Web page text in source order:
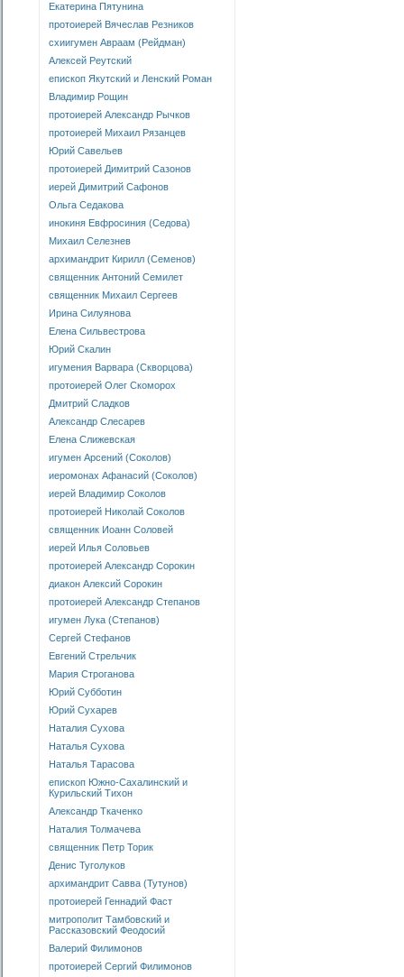
Екатерина Пятунина
протоиерей Вячеслав Резников
схиигумен Авраам (Рейдман)
Алексей Реутский
епископ Якутский и Ленский Роман
Владимир Рощин
протоиерей Александр Рычков
протоиерей Михаил Рязанцев
Юрий Савельев
протоиерей Димитрий Сазонов
иерей Димитрий Сафонов
Ольга Седакова
инокиня Евфросиния (Седова)
Михаил Селезнев
архимандрит Кирилл (Семенов)
священник Антоний Семилет
священник Михаил Сергеев
Ирина Силуянова
Елена Сильвестрова
Юрий Скалин
игумения Варвара (Скворцова)
протоиерей Олег Скоморох
Дмитрий Сладков
Александр Слесарев
Елена Слижевская
игумен Арсений (Соколов)
иеромонах Афанасий (Соколов)
иерей Владимир Соколов
протоиерей Николай Соколов
священник Иоанн Соловей
иерей Илья Соловьев
протоиерей Александр Сорокин
диакон Алексий Сорокин
протоиерей Александр Степанов
игумен Лука (Степанов)
Сергей Стефанов
Евгений Стрельчик
Мария Строганова
Юрий Субботин
Юрий Сухарев
Наталия Сухова
Наталья Сухова
Наталья Тарасова
епископ Южно-Сахалинский и
Курильский Тихон
Александр Ткаченко
Наталия Толмачева
священник Петр Торик
Денис Туголуков
архимандрит Савва (Тутунов)
протоиерей Геннадий Фаст
митрополит Тамбовский и
Рассказовский Феодосий
Валерий Филимонов
протоиерей Сергий Филимонов